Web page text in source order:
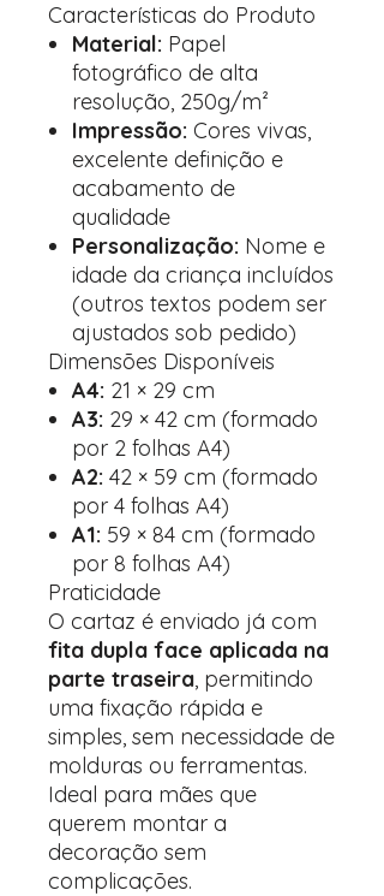
Características do Produto
Material: Papel
fotográfico de alta
resolução, 250g/m²
Impressão: Cores vivas,
excelente definição e
acabamento de
qualidade
Personalização: Nome e
idade da criança incluídos
(outros textos podem ser
ajustados sob pedido)
Dimensões Disponíveis
A4: 21 × 29 cm
A3: 29 × 42 cm (formado
por 2 folhas A4)
A2: 42 × 59 cm (formado
por 4 folhas A4)
A1: 59 × 84 cm (formado
por 8 folhas A4)
Praticidade
O cartaz é enviado já com
fita dupla face aplicada na
parte traseira, permitindo
uma fixação rápida e
simples, sem necessidade de
molduras ou ferramentas.
Ideal para mães que
querem montar a
decoração sem
complicações.